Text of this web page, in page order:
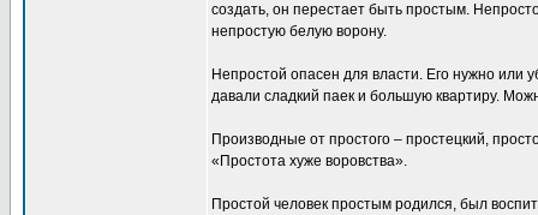
создать, он перестает быть простым.
непростую белую ворону.
Непростой опасен для власти. Его нужно или
давали сладкий паек и большую квартиру.
Производные от простого – простецкий,
«Простота хуже воровства».
Простой человек простым родился, был